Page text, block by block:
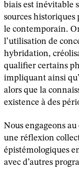
biais est inévitable
sources
le contemporain.
l’utilisation de
hybridation,
qualifier certains
impliquant ainsi
alors que la
existence à des
Nous engageons
une réflexion
épistémologiques
avec d’autres